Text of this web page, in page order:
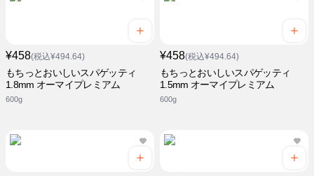
¥458(税込¥494.64)
もちっとおいしいスパゲッティ
1.8mm オーマイプレミアム
600g
¥458(税込¥494.64)
もちっとおいしいスパゲッティ
1.5mm オーマイプレミアム
600g